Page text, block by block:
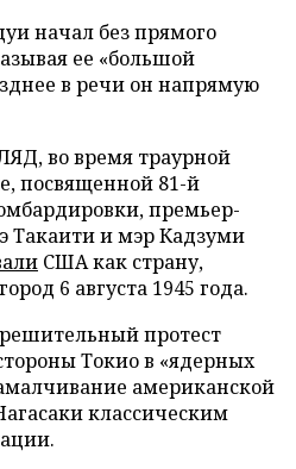
начал без прямого
ее «большой
в речи он напрямую
во время траурной
посвященной 81-й
премьер-
Такаити и мэр Кадзуми
США как страну,
6 августа 1945 года.
решительный протест
Токио в «ядерных
американской
классическим